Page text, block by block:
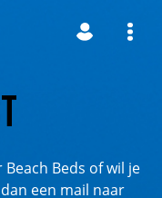
Beds of wil je
een mail naar